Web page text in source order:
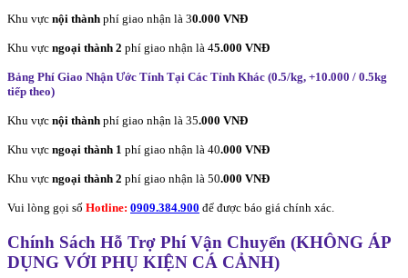
Khu vực nội thành phí giao nhận là 30.000 VNĐ
Khu vực ngoại thành 2 phí giao nhận là 45.000 VNĐ
Bảng Phí Giao Nhận Ước Tính Tại Các Tỉnh Khác (0.5/kg, +10.000 / 0.5kg
tiếp theo)
Khu vực nội thành phí giao nhận là 35.000 VNĐ
Khu vực ngoại thành 1 phí giao nhận là 40.000 VNĐ
Khu vực ngoại thành 2 phí giao nhận là 50.000 VNĐ
Vui lòng gọi số Hotline: 0909.384.900 để được báo giá chính xác.
Chính Sách Hỗ Trợ Phí Vận Chuyển (KHÔNG ÁP
DỤNG VỚI PHỤ KIỆN CÁ CẢNH)